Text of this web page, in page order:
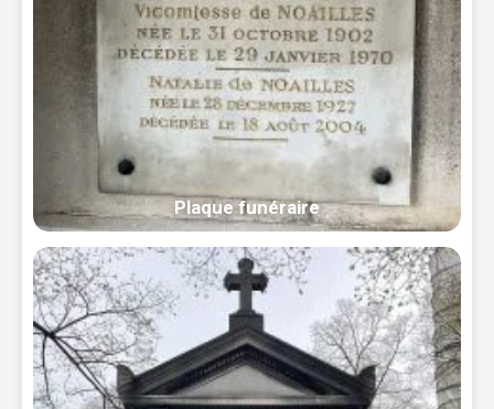
Plaque funéraire